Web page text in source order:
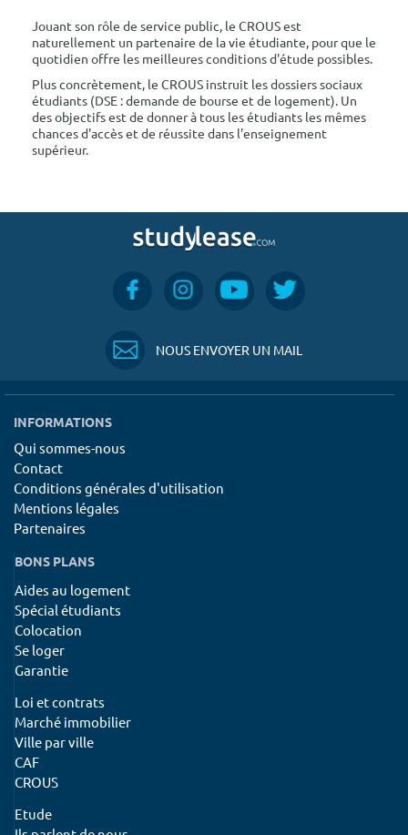
Jouant son rôle de service public, le CROUS est
naturellement un partenaire de la vie étudiante, pour que le
quotidien offre les meilleures conditions d'étude possibles.
Plus concrètement, le CROUS instruit les dossiers sociaux
étudiants (DSE : demande de bourse et de logement). Un
des objectifs est de donner à tous les étudiants les mêmes
chances d'accès et de réussite dans l'enseignement
supérieur.
NOUS ENVOYER UN MAIL
INFORMATIONS
Qui sommes-nous
Contact
Conditions générales d'utilisation
Mentions légales
Partenaires
BONS PLANS
Aides au logement
Spécial étudiants
Colocation
Se loger
Garantie
Loi et contrats
Marché immobilier
Ville par ville
CAF
CROUS
Etude